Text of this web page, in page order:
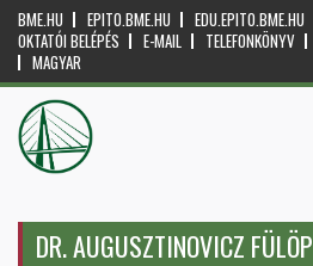
BME.HU EPITO.BME.HU EDU.EPITO.BME.HU
OKTATÓI BELÉPÉS
E-MAIL TELEFONKÖNYV
MAGYAR
DR. AUGUSZTINOVICZ FÜLÖP